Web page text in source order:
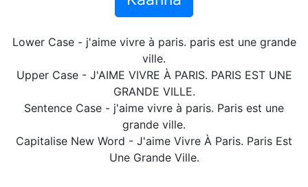
Lower Case - j'aime vivre à paris. paris est une grande
ville.
Upper Case - J'AIME VIVRE À PARIS. PARIS EST UNE
GRANDE VILLE.
Sentence Case - j'aime vivre à paris. Paris est une
grande ville.
Capitalise New Word - J'aime Vivre À Paris. Paris Est
Une Grande Ville.